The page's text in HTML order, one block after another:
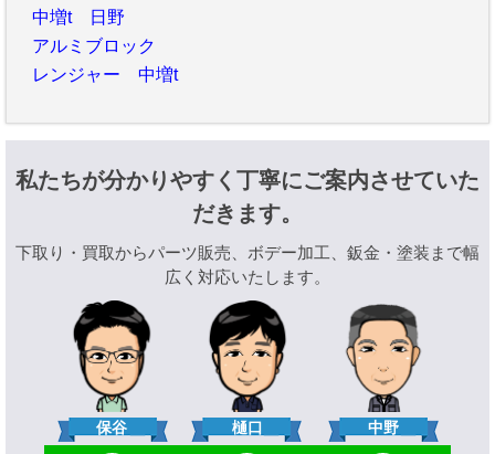
中増t 日野
アルミブロック
レンジャー 中増t
私たちが分かりやすく丁寧にご案内させていた
だきます。
下取り・買取からパーツ販売、ボデー加工、鈑金・塗装まで幅
広く対応いたします。
保谷 樋口 中野